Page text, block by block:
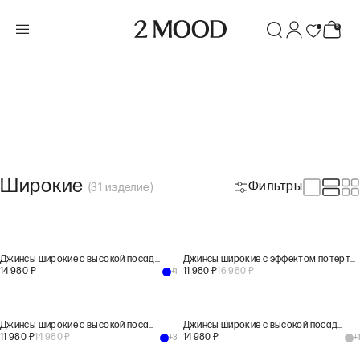
Широкие (31 изделие ) Фильтры
Джинсы широкие с высокой посадкой WL106
14 980 ₽ +1
Джинсы широкие с эффектом потертости WL202
11 980 ₽16 980₽
Джинсы широкие с высокой посадкой WL100
11 980 ₽14 980₽ +3
Джинсы широкие с высокой посадкой WL106
14 980 ₽ +1